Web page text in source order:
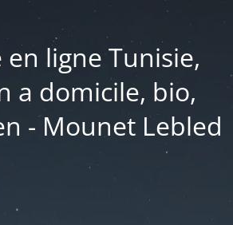
en ligne Tunisie,
a domicile, bio,
- Mounet Lebled